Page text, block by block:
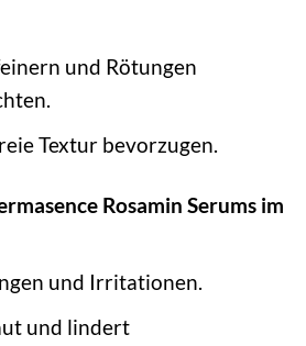
und Rötungen
Textur bevorzugen.
Rosamin Serums im
und Irritationen.
und lindert